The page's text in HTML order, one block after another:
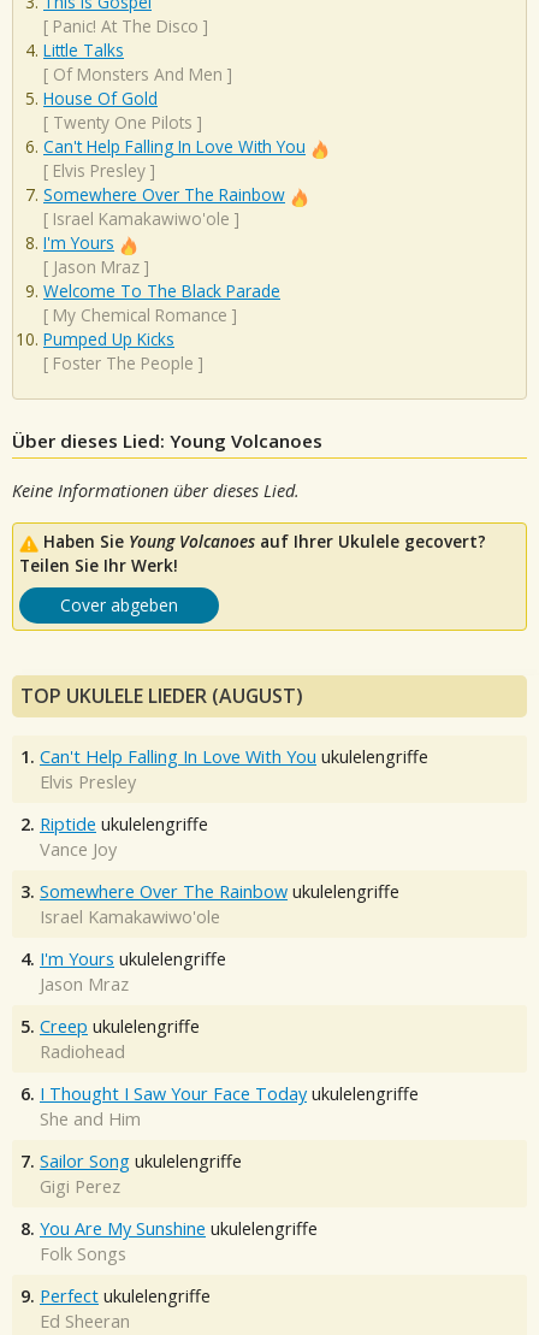
[ Panic! At The Disco ]
Little Talks
[ Of Monsters And Men ]
House Of Gold
[ Twenty One Pilots ]
Can't Help Falling In Love With You
[ Elvis Presley ]
Somewhere Over The Rainbow
[ Israel Kamakawiwo'ole ]
I'm Yours
[ Jason Mraz ]
Welcome To The Black Parade
[ My Chemical Romance ]
Pumped Up Kicks
[ Foster The People ]
Über dieses Lied: Young Volcanoes
Keine Informationen über dieses Lied.
Haben Sie Young Volcanoes auf Ihrer Ukulele gecovert?
Teilen Sie Ihr Werk!
Cover abgeben
TOP UKULELE LIEDER (AUGUST)
1. Can't Help Falling In Love With You ukulelengriffe
Elvis Presley
2. Riptide ukulelengriffe
Vance Joy
3. Somewhere Over The Rainbow ukulelengriffe
Israel Kamakawiwo'ole
4. I'm Yours ukulelengriffe
Jason Mraz
5. Creep ukulelengriffe
Radiohead
6. I Thought I Saw Your Face Today ukulelengriffe
She and Him
7. Sailor Song ukulelengriffe
Gigi Perez
8. You Are My Sunshine ukulelengriffe
Folk Songs
9. Perfect ukulelengriffe
Ed Sheeran